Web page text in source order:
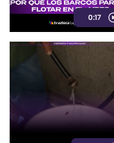
0:17